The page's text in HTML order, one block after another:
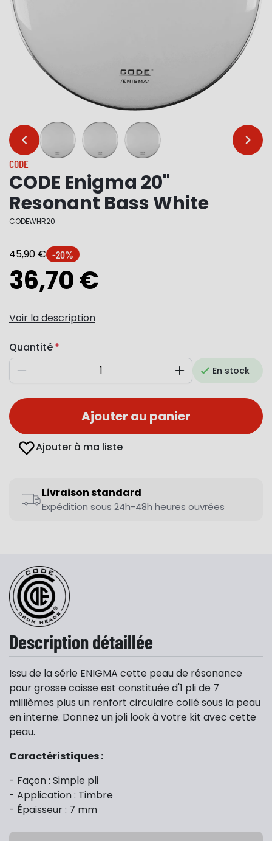
… …
CODE
CODE Enigma 20"
Resonant Bass White
CODEWHR20
45,90 € -20%
36,70 €
Voir la description
Quantité
Diminuer AugmenterEn stock
Ajouter au panier
Ajouter à ma liste
Livraison standard
Expédition sous 24h-48h heures ouvrées
Description détaillée
Issu de la série ENIGMA cette peau de résonance
pour grosse caisse est constituée d'1 pli de 7
millièmes plus un renfort circulaire collé sous la peau
en interne. Donnez un joli look à votre kit avec cette
peau.
Caractéristiques :
- Façon : Simple pli
- Application : Timbre
- Épaisseur : 7 mm